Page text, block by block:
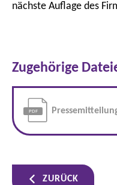
nächste Auflage des
Zugehörige
ZURÜCK